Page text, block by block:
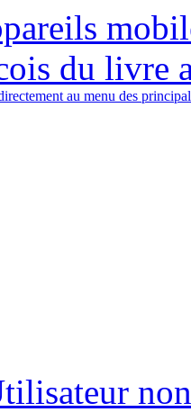
du livre
au menu des